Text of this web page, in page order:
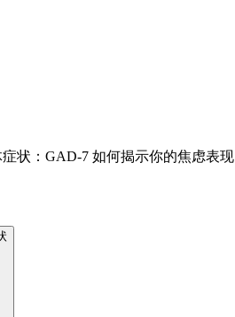
状：GAD-7 如何揭示你的焦虑表现